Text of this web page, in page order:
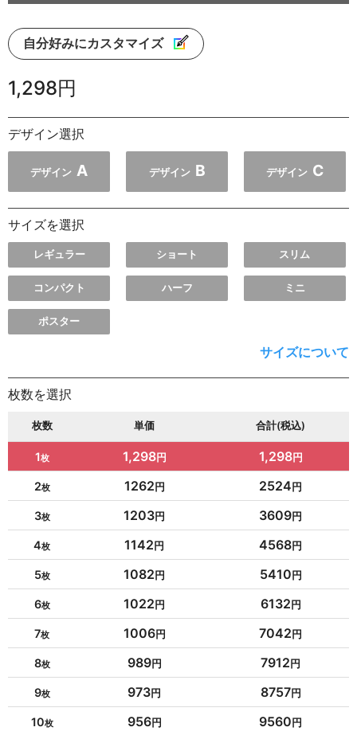
自分好みにカスタマイズ
1,298円
デザイン選択
デザイン A デザイン B デザイン C
サイズを選択
レギュラー ショート スリム
コンパクト ハーフ ミニ
ポスター
サイズについて
枚数を選択
枚数 単価 合計(税込)
1 1,298 1,298
2 1262 2524
3 1203 3609
4 1142 4568
5 1082 5410
6 1022 6132
7 1006 7042
8 989 7912
9 973 8757
10 956 9560